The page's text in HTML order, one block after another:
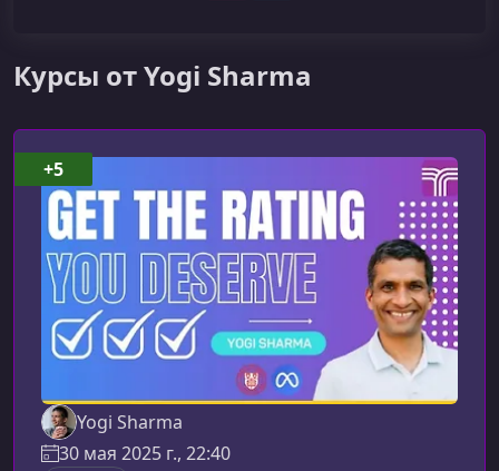
Курсы от Yogi Sharma
Yogi Sharma
30 мая 2025 г., 22:40
+5